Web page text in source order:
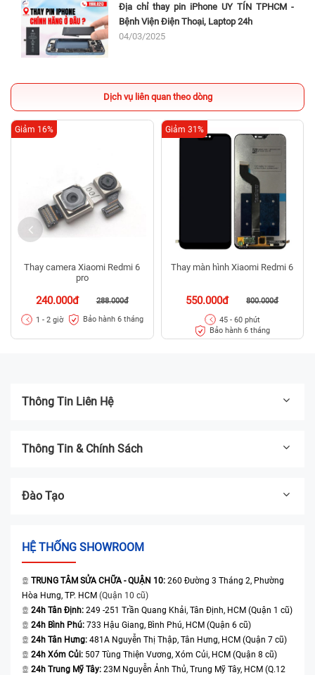
Địa chỉ thay pin iPhone UY TÍN TPHCM -
Bệnh Viện Điện Thoại, Laptop 24h
04/03/2025
Dịch vụ liên quan theo dòng
Thay camera Xiaomi Redmi 6
pro
240.000đ 288.000đ
Giảm 16%
1 - 2 giờ Bảo hành 6 tháng
Thay màn hình Xiaomi Redmi 6
550.000đ 800.000đ
Giảm 31%
45 - 60 phút
Bảo hành 6 tháng
Thông Tin Liên Hệ
Thông Tin & Chính Sách
Đào Tạo
HỆ THỐNG SHOWROOM
TRUNG TÂM SỬA CHỮA - QUẬN 10: 260 Đường 3 Tháng 2, Phường
Hòa Hưng, TP. HCM (Quận 10 cũ)
24h Tân Định: 249 -251 Trần Quang Khải, Tân Định, HCM (Quận 1 cũ)
24h Bình Phú: 733 Hậu Giang, Bình Phú, HCM (Quận 6 cũ)
24h Tân Hưng: 481A Nguyễn Thị Thập, Tân Hưng, HCM (Quận 7 cũ)
24h Xóm Củi: 507 Tùng Thiện Vương, Xóm Củi, HCM (Quận 8 cũ)
24h Trung Mỹ Tây: 23M Nguyễn Ảnh Thủ, Trung Mỹ Tây, HCM (Q.12